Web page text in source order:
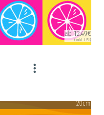
ab 12.49€
(inkl. USt)
20cm